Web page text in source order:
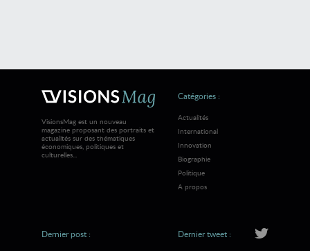
VisionsMag est un nouveau
magazine proposant des portraits et
actualités sur des thématiques
économiques, politiques et
culturelles...
Catégories :
Actualités
International
Innovation
Biographie
Politique
A propos
Dernier post : Dernier tweet :